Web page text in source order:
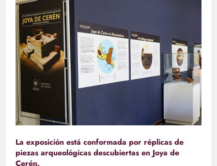
La exposición está conformada por réplicas de
piezas arqueológicas descubiertas en Joya de
Cerén.